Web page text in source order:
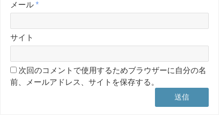
メール *
サイト
次回のコメントで使用するためブラウザーに自分の名
前、メールアドレス、サイトを保存する。